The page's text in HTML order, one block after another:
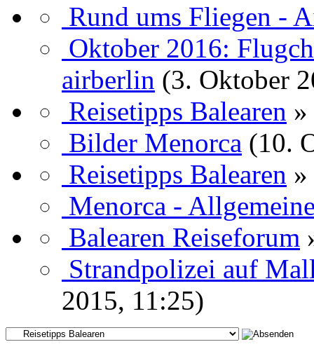
Rund ums Fliegen -
Oktober 2016:
airberlin (3. Oktober
Reisetipps Balearen »
Bilder Menorca (10.
Reisetipps Balearen »
Menorca -
Balearen Reiseforum
Strandpolizei auf
2015, 11:25)